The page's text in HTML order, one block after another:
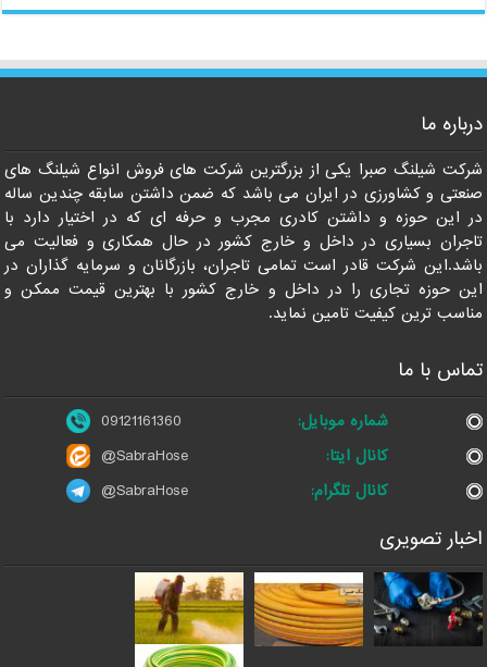
درباره ما
شرکت شیلنگ صبرا یکی از بزرگترین شرکت های فروش انواع شیلنگ های
صنعتی و کشاورزی در ایران می باشد که ضمن داشتن سابقه چندین ساله
در این حوزه و داشتن کادری مجرب و حرفه ای که در اختیار دارد با
تاجران بسیاری در داخل و خارج کشور در حال همکاری و فعالیت می
باشد.این شرکت قادر است تمامی تاجران، بازرگانان و سرمایه گذاران در
این حوزه تجاری را در داخل و خارج کشور با بهترین قیمت ممکن و
مناسب ترین کیفیت تامین نماید.
تماس با ما
شماره موبایل:
09121161360
کانال ایتا:
@SabraHose
کانال تلگرام:
@SabraHose
اخبار تصویری